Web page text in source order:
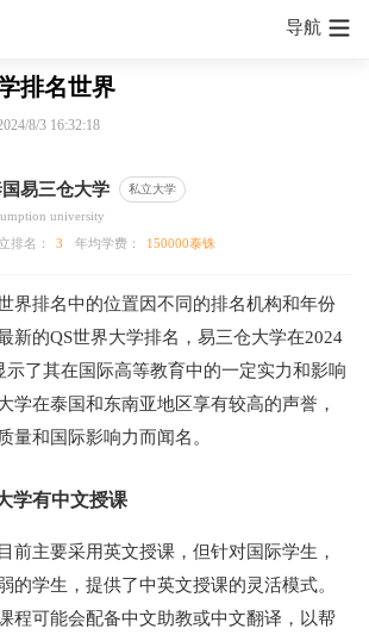
导航
排名世界
8/3 16:32:18
易三仓大学 私立大学
university
排名：
3 年均学费： 150000泰铢
界排名中的位置因不同的排名机构和年份
新的QS世界大学排名，易三仓大学在2024
示了其在国际高等教育中的一定实力和影响
学在泰国和东南亚地区享有较高的声誉，
量和国际影响力而闻名。
学有中文授课
前主要采用英文授课，但针对国际学生，
的学生，提供了中英文授课的灵活模式。
程可能会配备中文助教或中文翻译，以帮